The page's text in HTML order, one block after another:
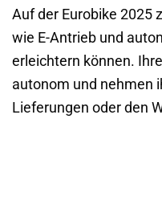
Auf der Eurobike 2025
wie E-Antrieb und
erleichtern können.
autonom und nehmen
Lieferungen oder den